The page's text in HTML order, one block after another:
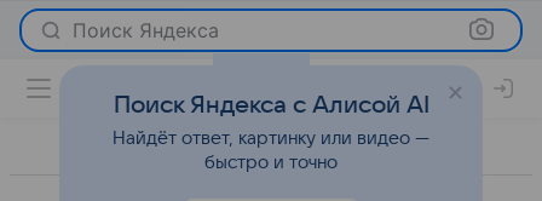
Поиск Яндекса
Поиск Яндекса с Алисой AI
Найдёт ответ, картинку или видео —
быстро и точно